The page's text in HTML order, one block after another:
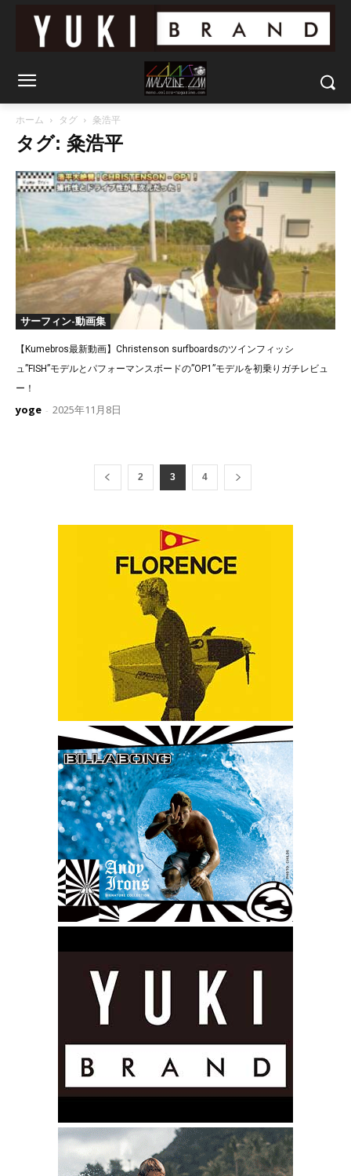
ホーム タグ 粂浩平
タグ: 粂浩平
サーフィン-動画集
【Kumebros最新動画】Christenson surfboardsのツインフィッシ
ュ”FISH”モデルとパフォーマンスボードの”OP1”モデルを初乗りガチレビュ
ー！
yoge - 2025年11月8日
2 3 4